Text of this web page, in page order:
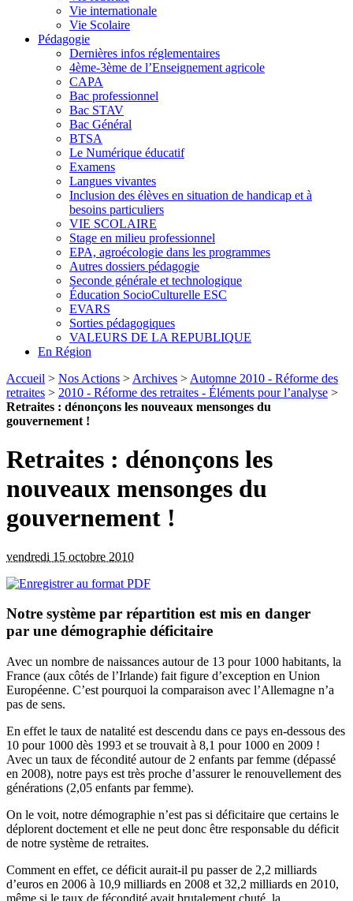
Vie internationale
Vie Scolaire
Pédagogie
Dernières infos réglementaires
4ème-3ème de l’Enseignement agricole
CAPA
Bac professionnel
Bac STAV
Bac Général
BTSA
Le Numérique éducatif
Examens
Langues vivantes
Inclusion des élèves en situation de handicap et à
besoins particuliers
VIE SCOLAIRE
Stage en milieu professionnel
EPA, agroécologie dans les programmes
Autres dossiers pédagogie
Seconde générale et technologique
Éducation SocioCulturelle ESC
EVARS
Sorties pédagogiques
VALEURS DE LA REPUBLIQUE
En Région
Accueil > Nos Actions > Archives > Automne 2010 - Réforme des
retraites > 2010 - Réforme des retraites - Éléments pour l’analyse >
Retraites : dénonçons les nouveaux mensonges du
gouvernement !
Retraites : dénonçons les
nouveaux mensonges du
gouvernement !
vendredi 15 octobre 2010
Notre système par répartition est mis en danger
par une démographie déficitaire
Avec un nombre de naissances autour de 13 pour 1000 habitants, la
France (aux côtés de l’Irlande) fait figure d’exception en Union
Européenne. C’est pourquoi la comparaison avec l’Allemagne n’a
pas de sens.
En effet le taux de natalité est descendu dans ce pays en-dessous des
10 pour 1000 dès 1993 et se trouvait à 8,1 pour 1000 en 2009 !
Avec un taux de fécondité autour de 2 enfants par femme (dépassé
en 2008), notre pays est très proche d’assurer le renouvellement des
générations (2,05 enfants par femme).
On le voit, notre démographie n’est pas si déficitaire que certains le
déplorent doctement et elle ne peut donc être responsable du déficit
de notre système de retraites.
Comment en effet, ce déficit aurait-il pu passer de 2,2 milliards
d’euros en 2006 à 10,9 milliards en 2008 et 32,2 milliards en 2010,
même si le taux de fécondité avait brutalement chuté, la